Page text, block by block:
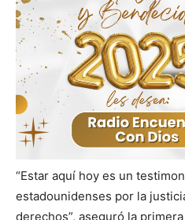
“Estar aquí hoy es un
estadounidenses por la
derechos”, aseguró la